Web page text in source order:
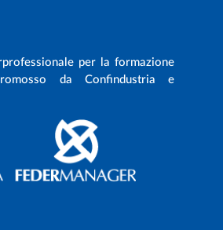
per la formazione
da Confindustria e